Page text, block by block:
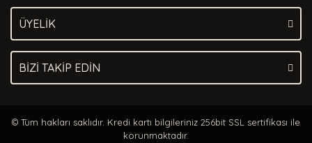
ÜYELİK
BİZİ TAKİP EDİN
© Tüm hakları saklıdır. Kredi kartı bilgileriniz 256bit SSL sertifikası ile
korunmaktadır.